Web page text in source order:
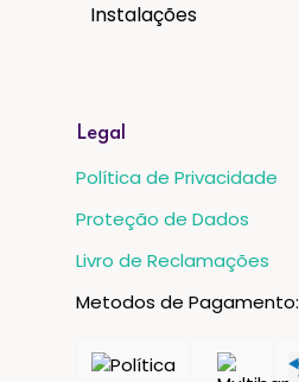
Instalações
Legal
Política de Privacidade
Proteção de Dados
Livro de Reclamações
Metodos de Pagamento: